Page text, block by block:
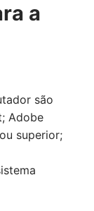
a
são
Adobe
superior;